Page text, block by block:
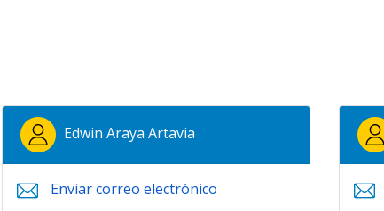
Edwin Araya Artavia
Enviar correo electrónico